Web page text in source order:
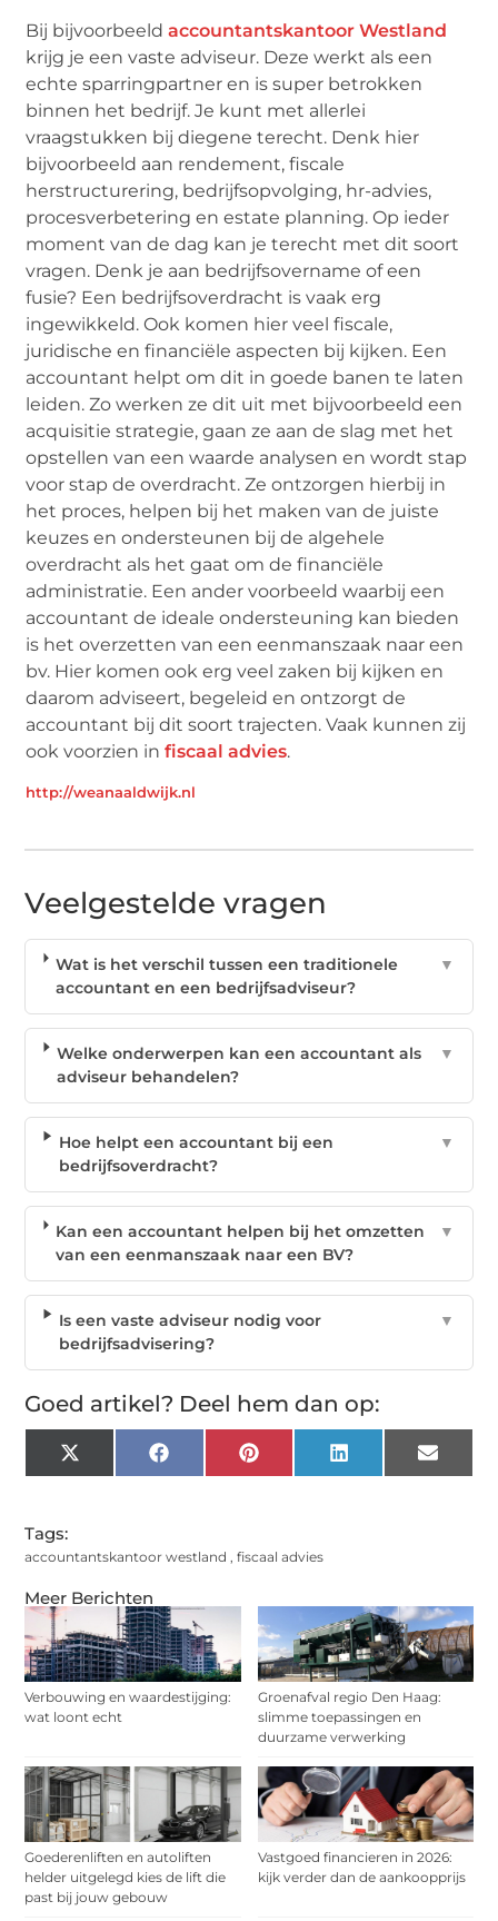
Meer Berichten
Verbouwing en waardestijging:
wat loont echt
Groenafval regio Den Haag:
slimme toepassingen en
duurzame verwerking
Goederenliften en autoliften
helder uitgelegd kies de lift die
past bij jouw gebouw
Vastgoed financieren in 2026:
kijk verder dan de aankoopprijs
Bij bijvoorbeeldaccountantskantoor Westland
krijg je een vaste adviseur. Deze werkt als een
echte sparringpartner en is super betrokken
binnen het bedrijf. Je kunt met allerlei
vraagstukken bij diegene terecht. Denk hier
bijvoorbeeld aan rendement, fiscale
herstructurering, bedrijfsopvolging, hr-advies,
procesverbetering en estate planning. Op ieder
moment van de dag kan je terecht met dit soort
vragen. Denk je aan bedrijfsovername of een
fusie? Een bedrijfsoverdracht is vaak erg
ingewikkeld. Ook komen hier veel fiscale,
juridische en financiële aspecten bij kijken. Een
accountant helpt om dit in goede banen te laten
leiden. Zo werken ze dit uit met bijvoorbeeld een
acquisitie strategie, gaan ze aan de slag met het
opstellen van een waarde analysen en wordt stap
voor stap de overdracht. Ze ontzorgen hierbij in
het proces, helpen bij het maken van de juiste
keuzes en ondersteunen bij de algehele
overdracht als het gaat om de financiële
administratie. Een ander voorbeeld waarbij een
accountant de ideale ondersteuning kan bieden
is het overzetten van een eenmanszaak naar een
bv. Hier komen ook erg veel zaken bij kijken en
daarom adviseert, begeleid en ontzorgt de
accountant bij dit soort trajecten. Vaak kunnen zij
ook voorzien infiscaal advies.
http://weanaaldwijk.nl
Veelgestelde vragen
Wat is het verschil tussen een traditionele
accountant en een bedrijfsadviseur?
▼
Welke onderwerpen kan een accountant als
adviseur behandelen?
▼
Hoe helpt een accountant bij een
bedrijfsoverdracht?
▼
Kan een accountant helpen bij het omzetten
van een eenmanszaak naar een BV?
▼
Is een vaste adviseur nodig voor
bedrijfsadvisering?
▼
Goed artikel? Deel hem dan op:
X
(Twitter)
Facebook Pinterest LinkedIn Email
Tags:
accountantskantoor westland ,fiscaal advies